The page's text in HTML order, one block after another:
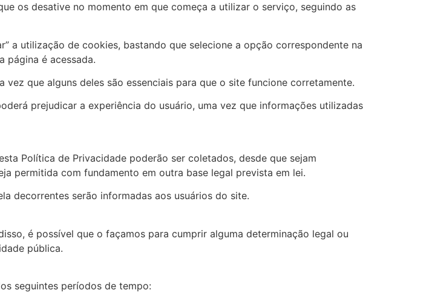
os desative no momento em que começa a utilizar o serviço, seguindo as
a utilização de cookies, bastando que selecione a opção correspondente na
página é acessada.
vez que alguns deles são essenciais para que o site funcione corretamente.
prejudicar a experiência do usuário, uma vez que informações utilizadas
Política de Privacidade poderão ser coletados, desde que sejam
permitida com fundamento em outra base legal prevista em lei.
decorrentes serão informadas aos usuários do site.
é possível que o façamos para cumprir alguma determinação legal ou
pública.
seguintes períodos de tempo: